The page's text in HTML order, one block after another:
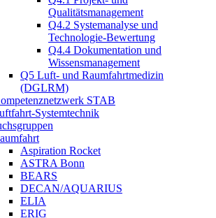
Qualitätsmanagement
Q4.2 Systemanalyse und
Technologie-Bewertung
Q4.4 Dokumentation und
Wissensmanagement
Q5 Luft- und Raumfahrtmedizin
(DGLRM)
STAB
Systemtechnik
Aspiration Rocket
ASTRA Bonn
BEARS
DECAN/AQUARIUS
ELIA
ERIG